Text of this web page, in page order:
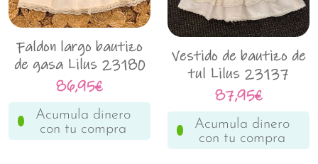
Faldon largo bautizo
de gasa Lilus 23180
86,95€
Acumula dinero
con tu compra
Vestido de bautizo de
tul Lilus 23137
87,95€
Acumula dinero
con tu compra